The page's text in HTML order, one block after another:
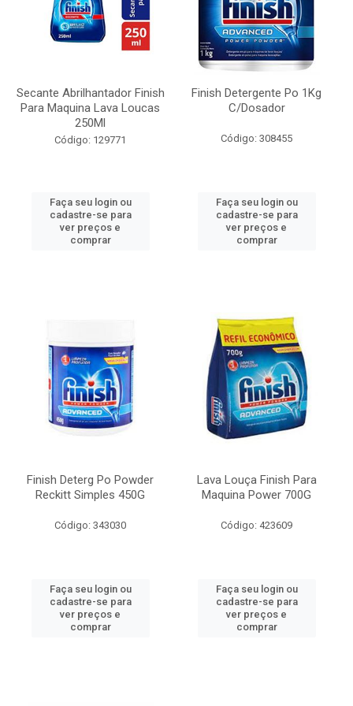
Secante Abrilhantador Finish
Para Maquina Lava Loucas
250Ml
Código: 129771
Faça seu login ou
cadastre-se para
ver preços e
comprar
Finish Detergente Po 1Kg
C/Dosador
Código: 308455
Faça seu login ou
cadastre-se para
ver preços e
comprar
Finish Deterg Po Powder
Reckitt Simples 450G
Código: 343030
Faça seu login ou
cadastre-se para
ver preços e
comprar
Lava Louça Finish Para
Maquina Power 700G
Código: 423609
Faça seu login ou
cadastre-se para
ver preços e
comprar